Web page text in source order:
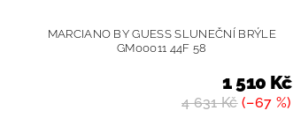
MARCIANO BY GUESS SLUNEČNÍ BRÝLE
GM00011 44F 58
4 631 Kč(–67 %)
1 510 Kč